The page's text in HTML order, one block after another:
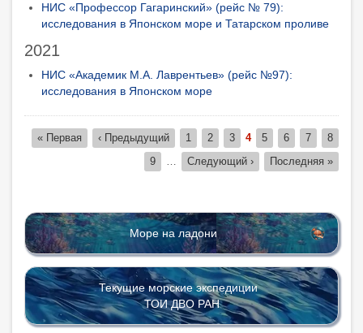
НИС «Профессор Гагаринский» (рейс № 79):
исследования в Японском море и Татарском проливе
2021
НИС «Академик М.А. Лаврентьев» (рейс №97):
исследования в Японском море
Нумерация
страниц
Первая
страница
« Первая
Предыдущая
страница
‹ Предыдущий Page
1 Page
2 Page
3 Page
4 Page
5 Page
6 Page
7 Page
8
Page
9
Следующая
страница
Следующий ›
Последняя
страница
Последняя »
Море на ладони
Текущие морские экспедиции
ТОИ ДВО РАН